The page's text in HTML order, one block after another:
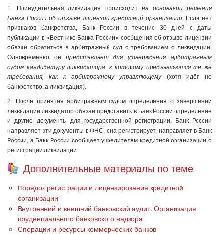
1. Принудительная ликвидация происходит на основании решения
Банка России об отзыве лицензии кредитной организации. Если нет
признаков банкротства, Банк России в течение 30 дней с даты
публикации в «Вестнике Банка России» сообщения об отзыве лицензии
обязан обратиться в арбитражный суд с требованием о ликвидации.
Одновременно он представляет для утверждения арбитражным
судом кандидатуру ликвидатора, к которому предъявляются те же
требования, как к арбитражному управляющему(хотя идёт не
банкротство, а ликвидация).
2. После принятия арбитражным судом определения о завершении
ликвидации ликвидатор обязан представить в Банк России определение
и другие документы для государственной регистрации. Банк России
направляет эти документы в ФНС, она регистрирует, направляет в Банк
России, а Банк России сообщает учредителям кредитной организации о
регистрации ликвидации.
Дополнительные материалы по теме
Порядок регистрации и лицензирования кредитной
организации
Внутренний и внешний банковский аудит. Организация
пруденциального банковского надзора
Операции и ресурсы коммерческих банков